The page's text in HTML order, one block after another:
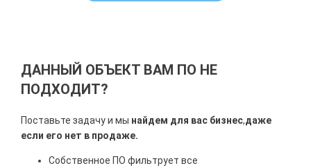
ДАННЫЙ ОБЪЕКТ ВАМ ПО НЕ
ПОДХОДИТ?
Поставьте задачу и мы найдем для вас бизнес,даже
если его нет в продаже.
Собственное ПО фильтрует все